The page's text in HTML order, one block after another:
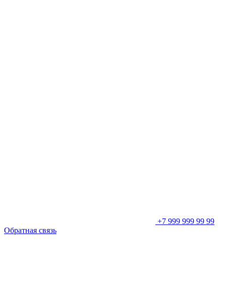
+7 999 999 99 99
Обратная связь